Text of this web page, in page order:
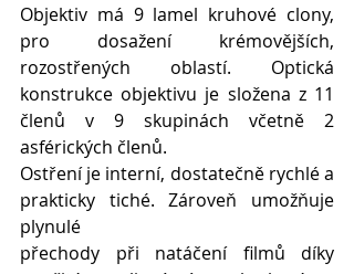
Objektiv má 9 lamel kruhové clony,
pro dosažení krémovějších,
rozostřených oblastí. Optická
konstrukce objektivu je složena z 11
členů v 9 skupinách včetně 2
asférických členů.
Ostření je interní, dostatečně rychlé a
prakticky tiché. Zároveň umožňuje
plynulé
přechody při natáčení filmů díky